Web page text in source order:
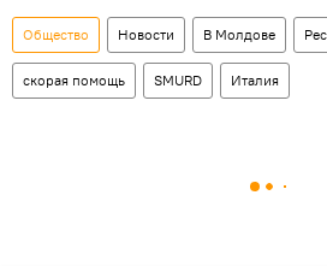
Общество Новости В Молдове
скорая помощь SMURD Италия